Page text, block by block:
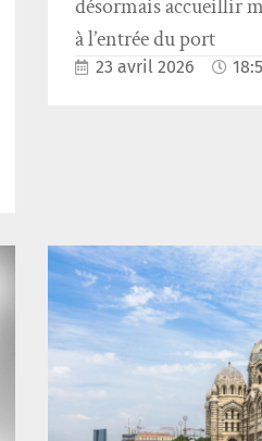
désormais accueillir
à l’entrée du port
23 avril 2026